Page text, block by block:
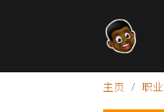
主页 职业